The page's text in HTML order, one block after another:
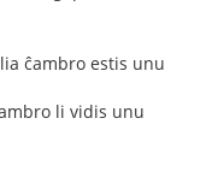
ĉambro estis unu
li vidis unu